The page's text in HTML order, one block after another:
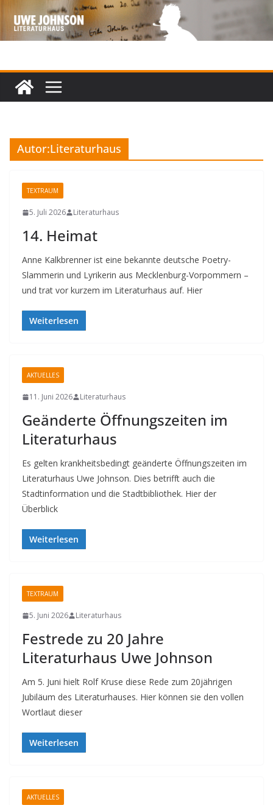
Zum
Inhalt
springen
Autor:Literaturhaus
TEXTRAUM
5. Juli 2026 Literaturhaus
14. Heimat
Anne Kalkbrenner ist eine bekannte deutsche Poetry-
Slammerin und Lyrikerin aus Mecklenburg-Vorpommern –
und trat vor kurzem im Literaturhaus auf. Hier
Weiterlesen
AKTUELLES
11. Juni 2026 Literaturhaus
Geänderte Öffnungszeiten im
Literaturhaus
Es gelten krankheitsbedingt geänderte Öffnungszeiten im
Literaturhaus Uwe Johnson. Dies betrifft auch die
Stadtinformation und die Stadtbibliothek. Hier der
Überblick
Weiterlesen
TEXTRAUM
5. Juni 2026 Literaturhaus
Festrede zu 20 Jahre
Literaturhaus Uwe Johnson
Am 5. Juni hielt Rolf Kruse diese Rede zum 20jährigen
Jubiläum des Literaturhauses. Hier können sie den vollen
Wortlaut dieser
Weiterlesen
AKTUELLES